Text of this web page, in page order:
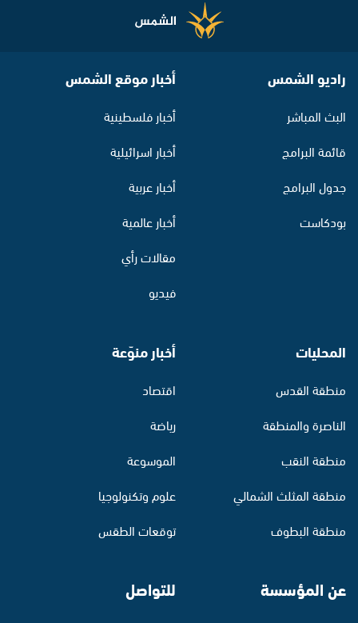
راديو الشمس
البث المباشر
قائمة البرامج
جدول البرامج
بودكاست
أخبار موقع الشمس
أخبار فلسطينية
أخبار اسرائيلية
أخبار عربية
أخبار عالمية
مقالات رأي
فيديو
المحليات
منطقة القدس
الناصرة والمنطقة
منطقة النقب
منطقة المثلث الشمالي
منطقة البطوف
أخبار منوّعة
اقتصاد
رياضة
الموسوعة
علوم وتكنولوجيا
توقعات الطقس
عن المؤسسة للتواصل